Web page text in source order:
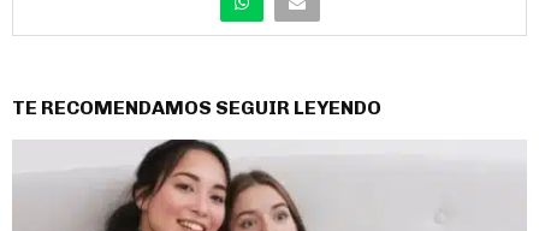
TE RECOMENDAMOS SEGUIR LEYENDO